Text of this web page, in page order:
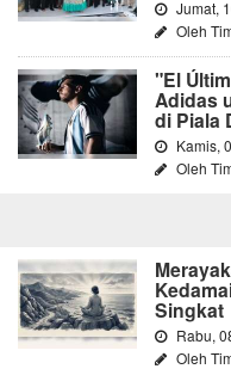
Jumat,
Oleh
"El
Adidas
di Piala
Kamis,
Oleh
Singkat
Rabu,
Oleh